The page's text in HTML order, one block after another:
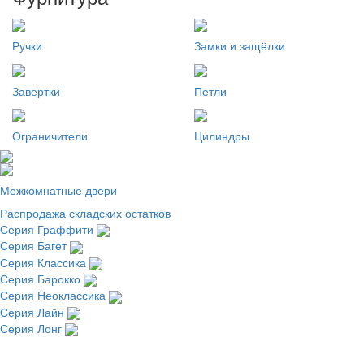
Ручки Замки и защёлки
Завертки Петли
Ограничители Цилиндры
Межкомнатные двери
Распродажа складских остатков
Серия Граффити
Серия Багет
Серия Классика
Серия Барокко
Серия Неоклассика
Серия Лайн
Серия Лонг